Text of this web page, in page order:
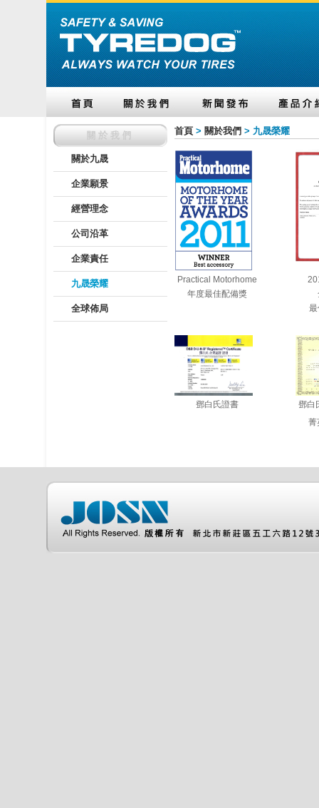
關於九晟
企業願景
經營理念
公司沿革
企業責任
九晟榮耀
全球佈局
首頁 > 關於我們 > 九晟榮耀
Practical Motorhome
年度最佳配備獎
鄧白氏證書
鄧白
菁